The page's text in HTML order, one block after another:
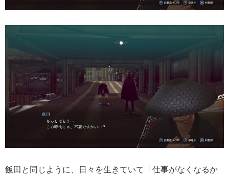
飯田と同じように、日々を生きていて「仕事がなくなるか